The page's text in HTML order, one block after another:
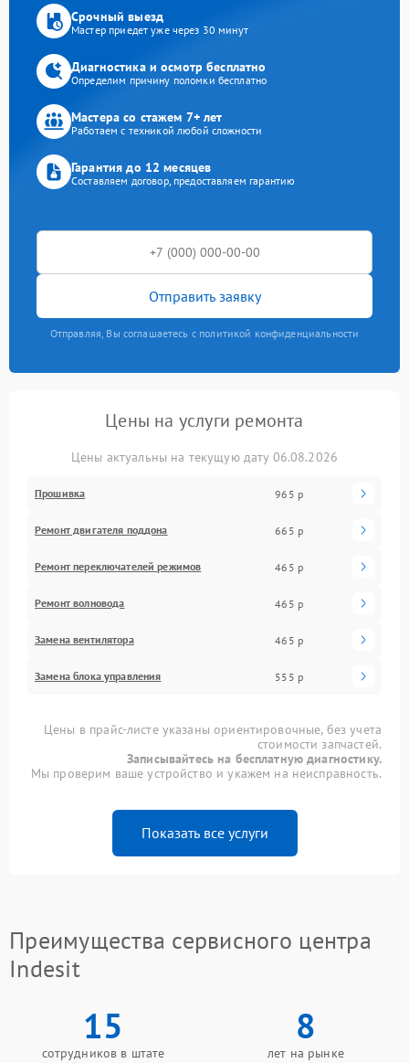
Срочный выезд
Мастер приедет уже через 30 минут
Диагностика и осмотр бесплатно
Определим причину поломки бесплатно
Мастера со стажем 7+ лет
Работаем с техникой любой сложности
Гарантия до 12 месяцев
Составляем договор, предоставляем гарантию
Отправить заявку
Отправляя, Вы соглашаетесь с политикой конфиденциальности
Цены на услуги ремонта
Цены актуальны на текущую дату 06.08.2026
Прошивка 965 р
Ремонт двигателя поддона 665 р
Ремонт переключателей режимов 465 р
Ремонт волновода 465 р
Замена вентилятора 465 р
Замена блока управления 555 р
Цены в прайс-листе указаны ориентировочные, без учета
стоимости запчастей.
Записывайтесь на бесплатную диагностику.
Мы проверим ваше устройство и укажем на неисправность.
Показать все услуги
Преимущества сервисного центра
Indesit
15
сотрудников в штате
8
лет на рынке